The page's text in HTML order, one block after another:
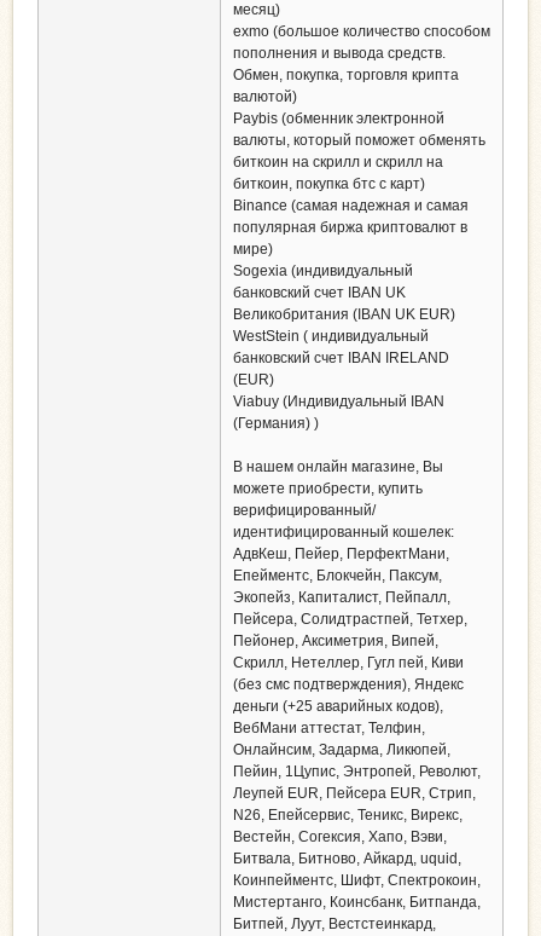
месяц)
exmo (большое количество способом
пополнения и вывода средств.
Обмен, покупка, торговля крипта
валютой)
Paybis (обменник электронной
валюты, который поможет обменять
биткоин на скрилл и скрилл на
биткоин, покупка бтс с карт)
Binance (самая надежная и самая
популярная биржа криптовалют в
мире)
Sogexia (индивидуальный
банковский счет IBAN UK
Великобритания (IBAN UK EUR)
WestStein ( индивидуальный
банковский счет IBAN IRELAND
(EUR)
Viabuy (Индивидуальный IBAN
(Германия) )
В нашем онлайн магазине, Вы
можете приобрести, купить
верифицированный/
идентифицированный кошелек:
АдвКеш, Пейер, ПерфектМани,
Епейментс, Блокчейн, Паксум,
Экопейз, Капиталист, Пейпалл,
Пейсера, Солидтрастпей, Тетхер,
Пейонер, Аксиметрия, Випей,
Скрилл, Нетеллер, Гугл пей, Киви
(без смс подтверждения), Яндекс
деньги (+25 аварийных кодов),
ВебМани аттестат, Телфин,
Онлайнсим, Задарма, Ликюпей,
Пейин, 1Цупис, Энтропей, Револют,
Леупей EUR, Пейсера EUR, Стрип,
N26, Епейсервис, Теникс, Вирекс,
Вестейн, Согексия, Хапо, Вэви,
Битвала, Битново, Айкард, uquid,
Коинпейментс, Шифт, Спектрокоин,
Мистертанго, Коинсбанк, Битпанда,
Битпей, Луут, Вестстеинкард,